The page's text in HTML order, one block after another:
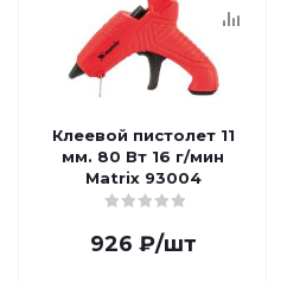
Клеевой пистолет 11
мм. 80 Вт 16 г/мин
Matrix 93004
926 ₽/шт